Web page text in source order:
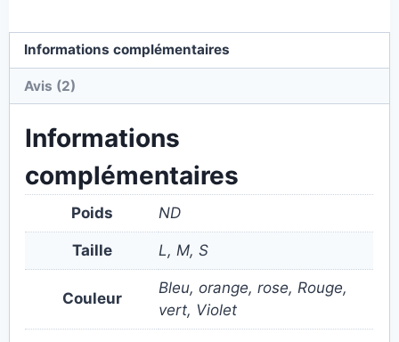
Informations complémentaires
Avis (2)
Informations
complémentaires
Poids ND
Taille L, M, S
Couleur
Bleu, orange, rose, Rouge,
vert, Violet